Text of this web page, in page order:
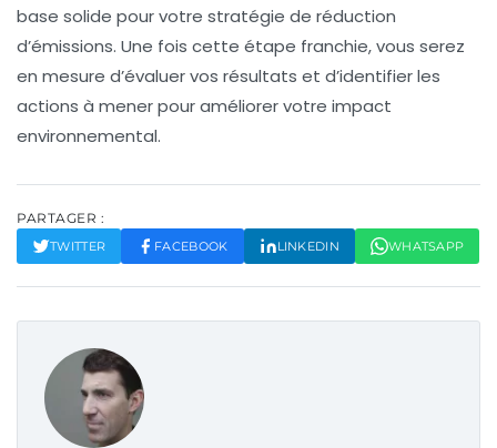
base solide pour votre stratégie de réduction
d’émissions. Une fois cette étape franchie, vous serez
en mesure d’évaluer vos résultats et d’identifier les
actions à mener pour améliorer votre impact
environnemental.
PARTAGER :
TWITTER FACEBOOK LINKEDIN WHATSAPP